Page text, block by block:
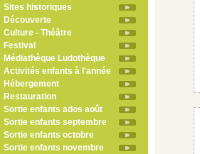
Sites historiques
Découverte
Culture - Théâtre
Festival
Médiathèque Ludothèque
Activités enfants à l'année
Hébergement
Restauration
Sortie enfants ados août
Sortie enfants septembre
Sortie enfants octobre
Sortie enfants novembre